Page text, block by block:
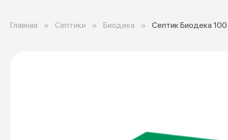
Главная Септики Биодека Септик Биодека 100